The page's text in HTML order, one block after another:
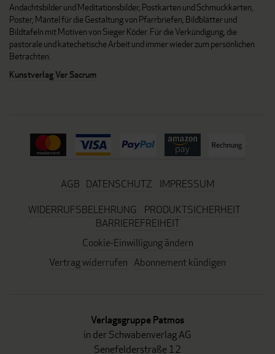
Andachtsbilder und Meditationsbilder, Postkarten und Schmuckkarten,
Poster, Mäntel für die Gestaltung von Pfarrbriefen, Bildblätter und
Bildtafeln mit Motiven von Sieger Köder. Für die Verkündigung, die
pastorale und katechetische Arbeit und immer wieder zum persönlichen
Betrachten.
Kunstverlag Ver Sacrum
AGB DATENSCHUTZ
IMPRESSUM
WIDERRUFSBELEHRUNG
PRODUKTSICHERHEIT
BARRIEREFREIHEIT
Cookie-Einwilligung ändern
Vertrag widerrufen Abonnement kündigen
Verlagsgruppe Patmos
in der Schwabenverlag AG
Senefelderstraße 12